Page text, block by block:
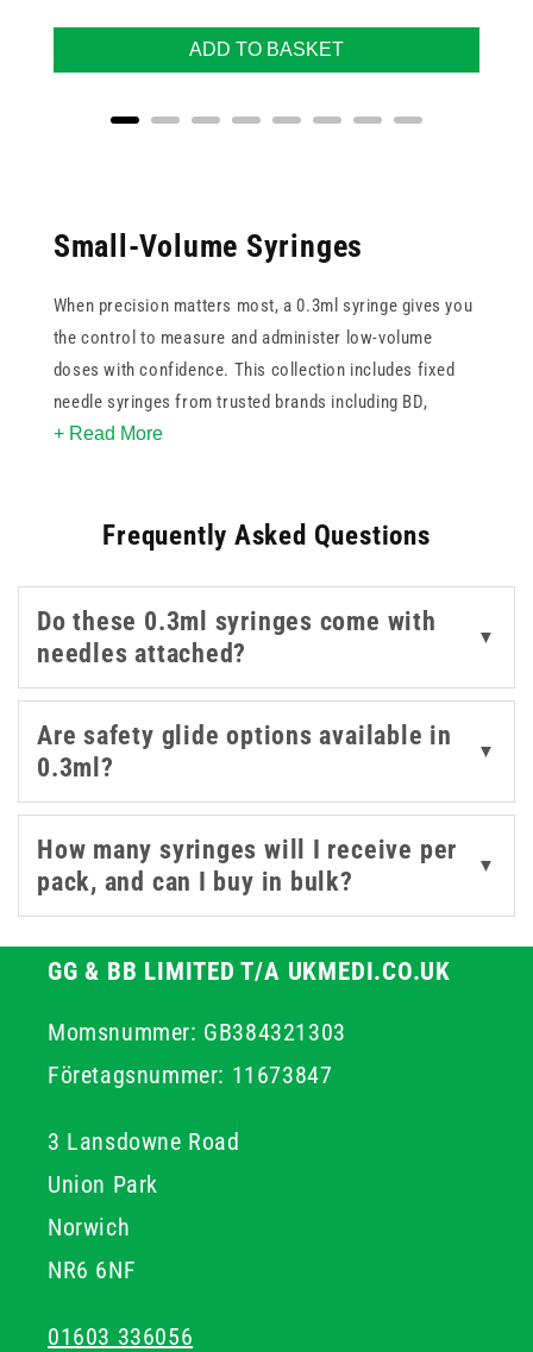
ADD TO BASKET
Small-Volume Syringes
When precision matters most, a 0.3ml syringe gives you
the control to measure and administer low-volume
doses with confidence. This collection includes fixed
needle syringes from trusted brands including BD,
Unisharp, and Sol-Vet, with needle gauges ranging from
formats are stocked. Available in packs to suit both
+ Read More
Frequently Asked Questions
Do these 0.3ml syringes come with
needles attached?
▼
Are safety glide options available in
0.3ml?
▼
How many syringes will I receive per
pack, and can I buy in bulk?
▼
GG & BB LIMITED T/A UKMEDI.CO.UK
Momsnummer: GB384321303
Företagsnummer: 11673847
3 Lansdowne Road
Union Park
Norwich
NR6 6NF
01603 336056